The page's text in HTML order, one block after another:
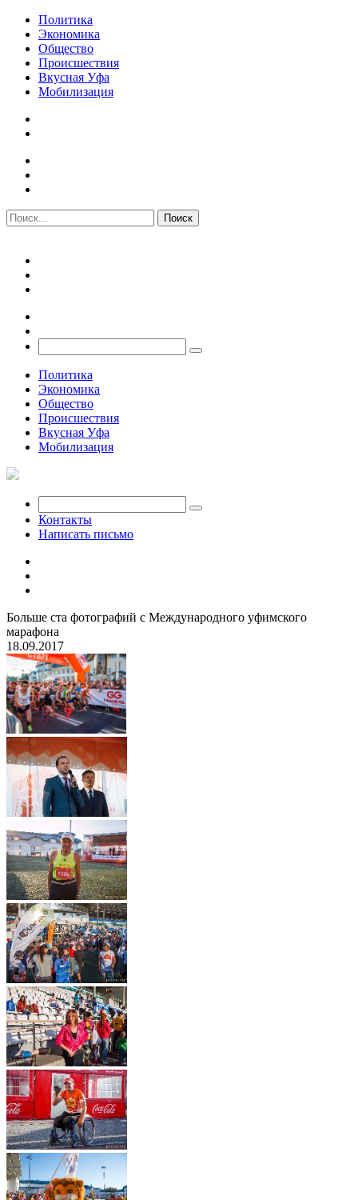
Политика
Экономика
Общество
Происшествия
Вкусная Уфа
Мобилизация
Политика
Экономика
Общество
Происшествия
Вкусная Уфа
Мобилизация
Контакты
Написать письмо
Больше ста фотографий с Международного уфимского
марафона
18.09.2017